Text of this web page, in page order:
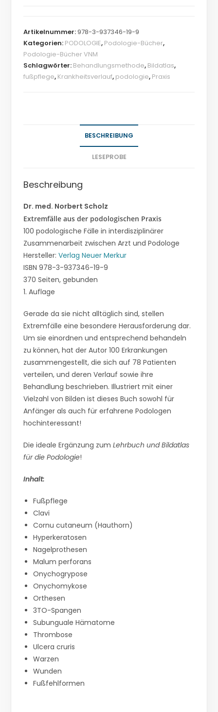
Artikelnummer:978-3-937346-19-9
Kategorien: PODOLOGIE, Podologie-Bücher,
Podologie-Bücher VNM
Schlagwörter: Behandlungsmethode, Bildatlas,
fußpflege, Krankheitsverlauf, podologie, Praxis
BESCHREIBUNG
LESEPROBE
Beschreibung
Dr. med. Norbert Scholz
Extremfälle aus der podologischen Praxis
100 podologische Fälle in interdisziplinärer
Zusammenarbeit zwischen Arzt und Podologe
Hersteller:Verlag Neuer Merkur
ISBN 978-3-937346-19-9
370 Seiten, gebunden
1. Auflage
Gerade da sie nicht alltäglich sind, stellen
Extremfälle eine besondere Herausforderung dar.
Um sie einordnen und entsprechend behandeln
zu können, hat der Autor 100 Erkrankungen
zusammengestellt, die sich auf 78 Patienten
verteilen, und deren Verlauf sowie ihre
Behandlung beschrieben. Illustriert mit einer
Vielzahl von Bilden ist dieses Buch sowohl für
Anfänger als auch für erfahrene Podologen
hochinteressant!
Die ideale Ergänzung zumLehrbuch und Bildatlas
für die Podologie!
Inhalt:
Fußpflege
Clavi
Cornu cutaneum (Hauthorn)
Hyperkeratosen
Nagelprothesen
Malum perforans
Onychogrypose
Onychomykose
Orthesen
3TO-Spangen
Subunguale Hämatome
Thrombose
Ulcera cruris
Warzen
Wunden
Fußfehlformen